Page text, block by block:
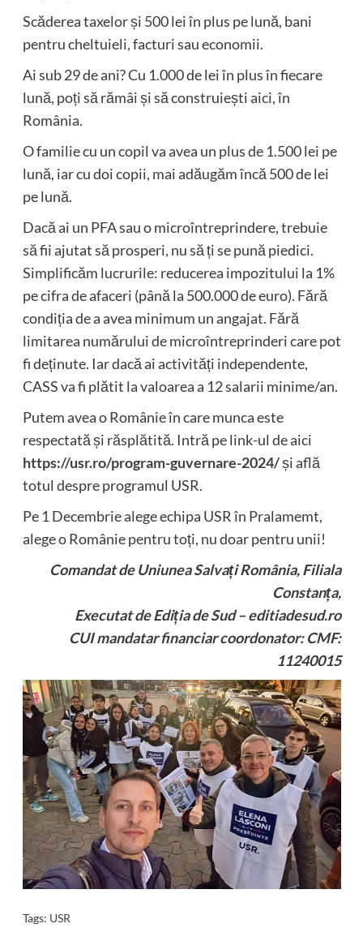
Scăderea taxelor și 500 lei în plus pe lună, bani
pentru cheltuieli, facturi sau economii.
Ai sub 29 de ani? Cu 1.000 de lei în plus în fiecare
lună, poți să rămâi și să construiești aici, în
România.
O familie cu un copil va avea un plus de 1.500 lei pe
lună, iar cu doi copii, mai adăugăm încă 500 de lei
pe lună.
Dacă ai un PFA sau o microîntreprindere, trebuie
să fii ajutat să prosperi, nu să ți se pună piedici.
Simplificăm lucrurile: reducerea impozitului la 1%
pe cifra de afaceri (până la 500.000 de euro). ⁠Fără
condiția de a avea minimum un angajat. ⁠Fără
limitarea numărului de microîntreprinderi care pot
fi deținute. Iar dacă ai activități independente,
CASS va fi plătit la valoarea a 12 salarii minime/an.
Putem avea o Românie în care munca este
respectată și răsplătită. Intră pe link-ul de aici
https://usr.ro/program-guvernare-2024/și află
totul despre programul USR.
Pe 1 Decembrie alege echipa USR în Pralamemt,
alege o Românie pentru toți, nu doar pentru unii!
Comandat de Uniunea Salvați România, Filiala
Constanța,
Executat de Ediția de Sud – editiadesud.ro
CUI mandatar financiar coordonator: CMF:
11240015
Tags: USR